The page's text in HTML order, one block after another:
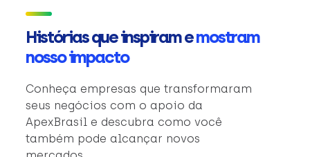
Histórias que inspiram emostram
nosso impacto
Conheça empresas que transformaram
seus negócios com o apoio da
ApexBrasil e descubra como você
também pode alcançar novos